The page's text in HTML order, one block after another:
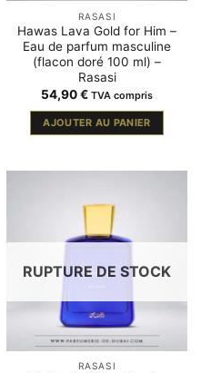
RASASI
Hawas Lava Gold for Him –
Eau de parfum masculine
(flacon doré 100 ml) –
Rasasi
54,90€ TVA compris
AJOUTER AU PANIER
RUPTURE DE STOCK
RASASI